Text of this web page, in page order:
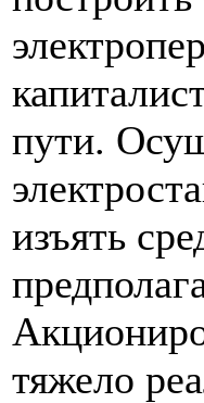
пути.
изъять
тяжело